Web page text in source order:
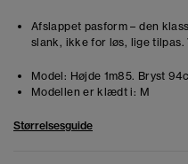
Afslappet pasform – den
slank, ikke for løs, lige
Model: Højde 1m85. Bryst
Modellen er klædt i: M
Størrelsesguide